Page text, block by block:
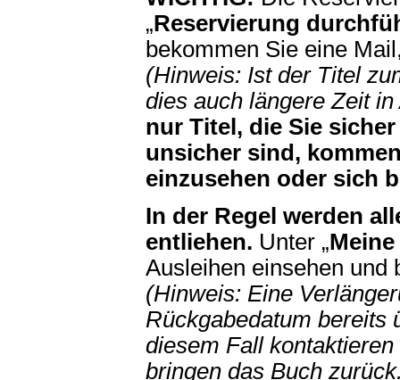
„Reservierung
bekommen Sie eine
(Hinweis: Ist der Titel
dies auch längere Zeit
nur Titel, die Sie
unsicher sind,
einzusehen oder sich
In der Regel werden
entliehen. Unter „
Ausleihen einsehen und
(Hinweis: Eine
Rückgabedatum bereits
diesem Fall
bringen das Buch